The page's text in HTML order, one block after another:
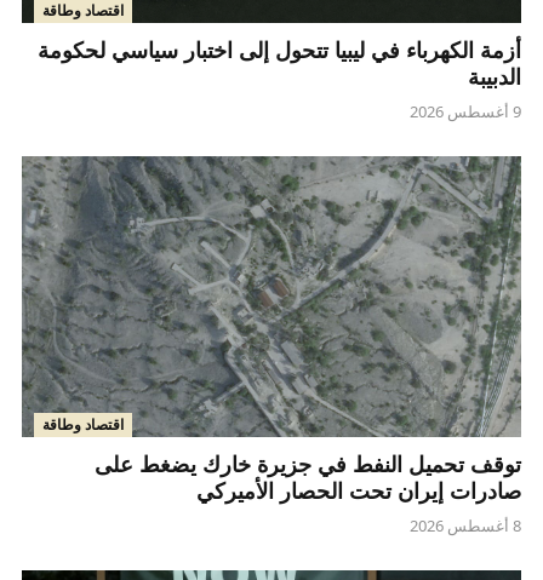
اقتصاد وطاقة
أزمة الكهرباء في ليبيا تتحول إلى اختبار سياسي لحكومة
الدبيبة
9 أغسطس 2026
اقتصاد وطاقة
توقف تحميل النفط في جزيرة خارك يضغط على
صادرات إيران تحت الحصار الأميركي
8 أغسطس 2026